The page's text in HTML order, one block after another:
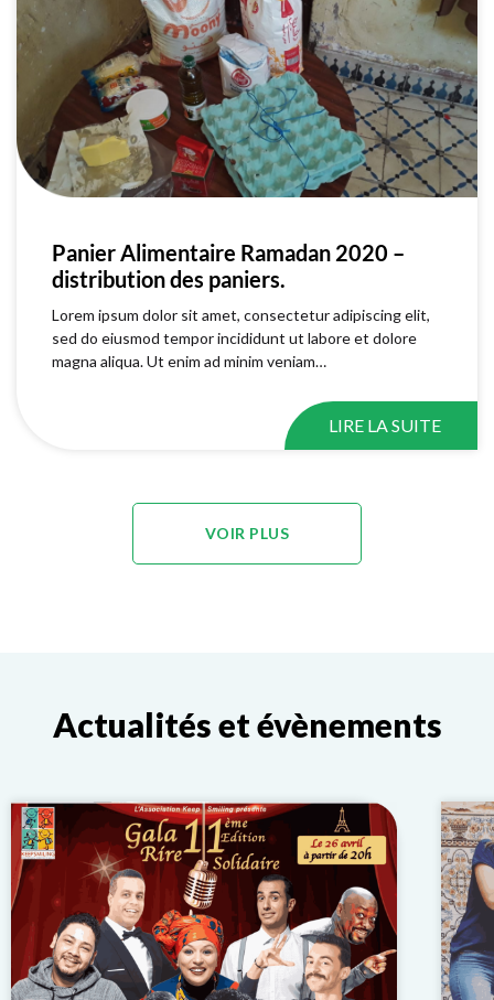
Panier Alimentaire Ramadan 2020 –
distribution des paniers.
Lorem ipsum dolor sit amet, consectetur adipiscing elit,
sed do eiusmod tempor incididunt ut labore et dolore
magna aliqua. Ut enim ad minim veniam…
LIRE LA SUITE
VOIR PLUS
Actualités et évènements